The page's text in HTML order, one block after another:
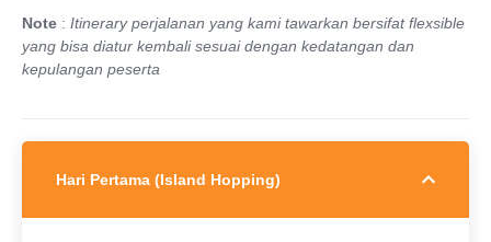
Note : Itinerary perjalanan yang kami tawarkan bersifat flexsible
yang bisa diatur kembali sesuaidengan kedatangan dan
kepulangan peserta
Hari Pertama (Island Hopping)